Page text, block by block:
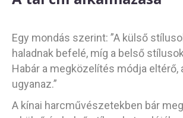
Egy mondás szerint: ”A külső
haladnak befelé, míg a belső
Habár a megközelítés módja eltérő,
ugyanaz.”
A kínai harcművészetekben bár